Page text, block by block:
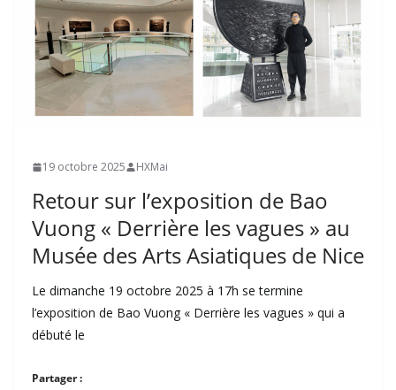
19 octobre 2025 HXMai
Retour sur l’exposition de Bao
Vuong « Derrière les vagues » au
Musée des Arts Asiatiques de Nice
Le dimanche 19 octobre 2025 à 17h se termine
l’exposition de Bao Vuong « Derrière les vagues » qui a
débuté le
Partager :